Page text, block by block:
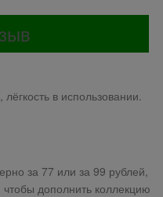
в использовании.
за 77 или за 99 рублей,
дополнить коллекцию